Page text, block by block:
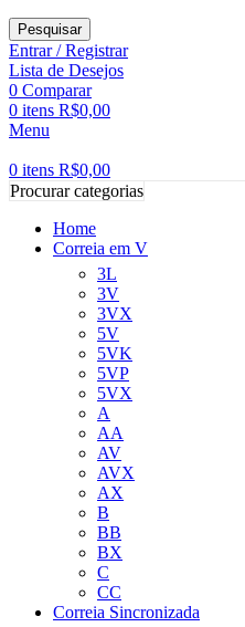
Pesquisar
Entrar / Registrar
Lista de Desejos
0 Comparar
0 itens R$0,00
Menu
0 itens R$0,00
Procurar categorias
Home
Correia em V
3L
3V
3VX
5V
5VK
5VP
5VX
A
AA
AV
AVX
AX
B
BB
BX
C
CC
Correia Sincronizada